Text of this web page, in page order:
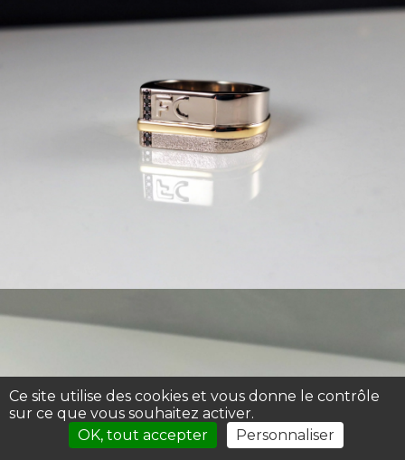
Ce site utilise des cookies et vous donne le contrôle
sur ce que vous souhaitez activer.
OK, tout accepter
Personnaliser